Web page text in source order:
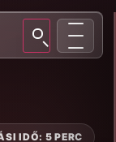
IDŐ: 5 PERC